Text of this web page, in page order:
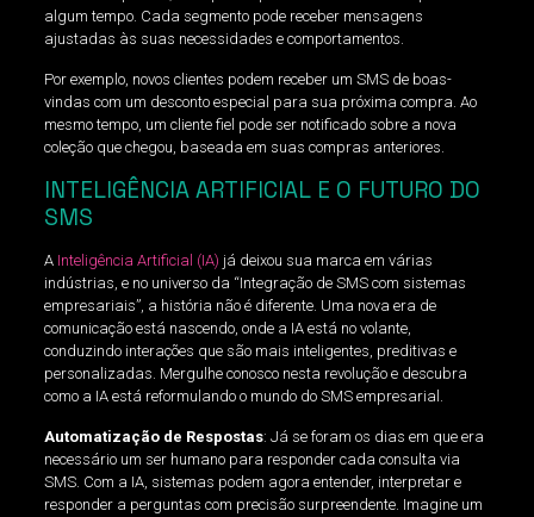
algum tempo. Cada segmento pode receber mensagens
ajustadas às suas necessidades e comportamentos.
Por exemplo, novos clientes podem receber um SMS de boas-
vindas com um desconto especial para sua próxima compra. Ao
mesmo tempo, um cliente fiel pode ser notificado sobre a nova
coleção que chegou, baseada em suas compras anteriores.
INTELIGÊNCIA ARTIFICIAL E O FUTURO DO
SMS
AInteligência Artificial (IA) já deixou sua marca em várias
indústrias, e no universo da “Integração de SMS com sistemas
empresariais”, a história não é diferente. Uma nova era de
comunicação está nascendo, onde a IA está no volante,
conduzindo interações que são mais inteligentes, preditivas e
personalizadas. Mergulhe conosco nesta revolução e descubra
como a IA está reformulando o mundo do SMS empresarial.
Automatização de Respostas: Já se foram os dias em que era
necessário um ser humano para responder cada consulta via
SMS. Com a IA, sistemas podem agora entender, interpretar e
responder a perguntas com precisão surpreendente. Imagine um